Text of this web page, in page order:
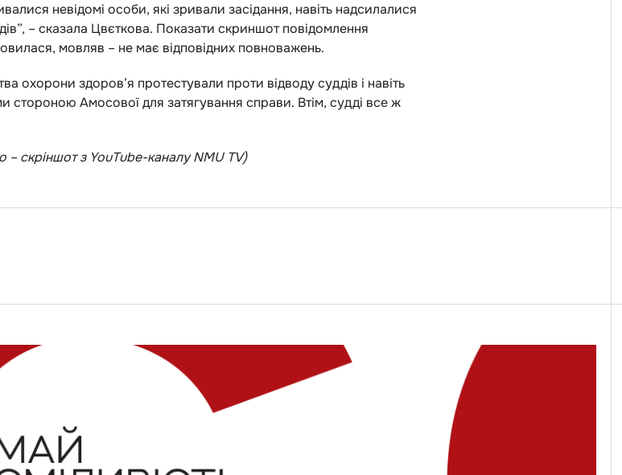
невідомі особи, які зривали засідання, навіть надсилалися
– сказала Цвєткова. Показати скриншот повідомлення
мовляв – не має відповідних повноважень.
охорони здоров’я протестували проти відводу суддів і навіть
Амосової для затягування справи. Втім, судді все ж
– скріншот з YouTube-каналу NMU TV)